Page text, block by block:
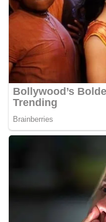
gambar tersebut
Kisah ini kami sendiri
seorang pengguna
berkemungkinan
memberi pengakuan
Bagaimanapun,
menghalau
FARAH RADZI
kisah